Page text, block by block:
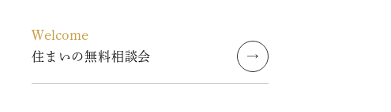
Welcome
住まいの無料相談会